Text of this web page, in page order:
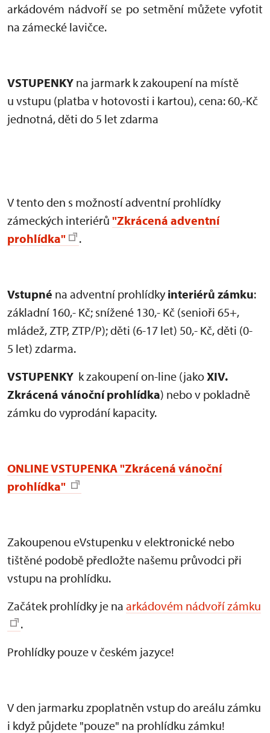
arkádovém nádvoří se po setmění můžete vyfotit
na zámecké lavičce.
VSTUPENKY na jarmark k zakoupení na místě
u vstupu (platba v hotovosti i kartou), cena: 60,-Kč
jednotná, děti do 5 let zdarma
V tento den s možností adventní prohlídky
zámeckých interiérů "Zkrácená adventní
prohlídka"
.
Vstupné na adventní prohlídky interiérů zámku:
základní 160,- Kč; snížené 130,- Kč (senioři 65+,
mládež, ZTP, ZTP/P); děti (6-17 let) 50,- Kč, děti (0-
5 let) zdarma.
VSTUPENKY k zakoupení on-line (jakoXIV.
Zkrácená vánoční prohlídka) nebo v pokladně
zámku do vyprodání kapacity.
ONLINE VSTUPENKA "Zkrácená vánoční
prohlídka"
Zakoupenou eVstupenku v elektronické nebo
tištěné podobě předložte našemu průvodci při
vstupu na prohlídku.
Začátek prohlídky je na arkádovém nádvoří zámku
.
Prohlídky pouze v českém jazyce!
V den jarmarku zpoplatněn vstup do areálu zámku
i když půjdete "pouze" na prohlídku zámku!